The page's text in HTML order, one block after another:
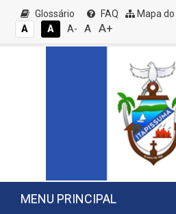
Glossário FAQ Mapa
A
A A- A A+
MENU PRINCIPAL